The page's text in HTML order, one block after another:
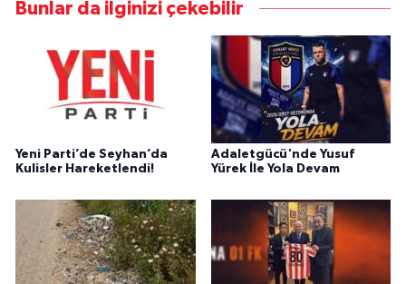
Bunlar da ilginizi çekebilir
Yeni Parti’de Seyhan’da
Kulisler Hareketlendi!
Adaletgücü'nde Yusuf
Yürek İle Yola Devam